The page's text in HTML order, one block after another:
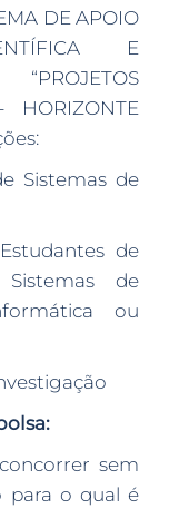
DE APOIO
E
HORIZONTE
Sistemas de
de
de
ou
sem
para o qual é